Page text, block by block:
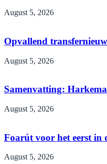
August 5, 2026
Opvallend
August 5, 2026
Samenvatting:
August 5, 2026
Foarút voor het eerst in
August 5, 2026